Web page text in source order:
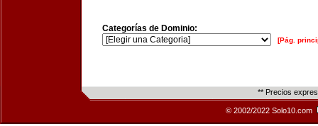
Categorías de Dominio:
[Pág.
** Precios
© 2002/2022 Solo10.com